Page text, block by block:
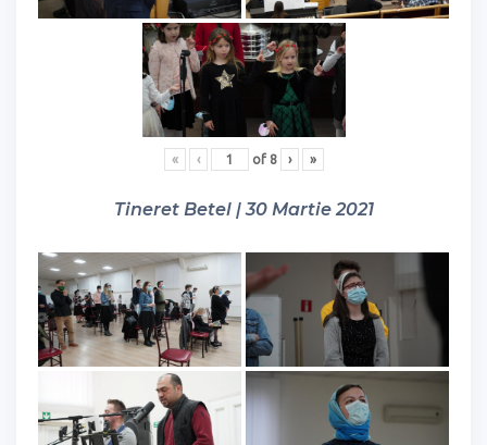
« ‹ of 8 › »
Tineret Betel | 30 Martie 2021